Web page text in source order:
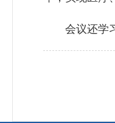
会议还学习